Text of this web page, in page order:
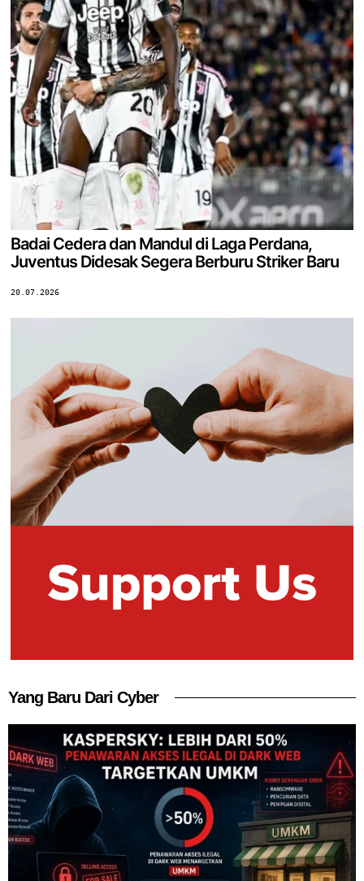
Badai Cedera dan Mandul di Laga Perdana,
Juventus Didesak Segera Berburu Striker Baru
20.07.2026
Yang Baru Dari Cyber